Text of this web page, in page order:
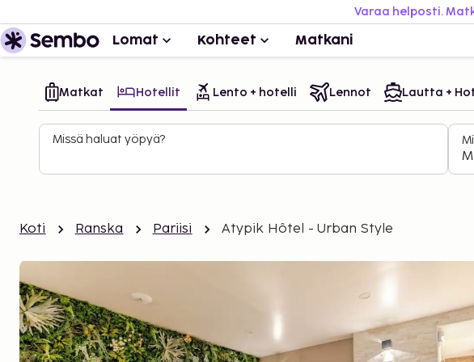
Varaa helposti.
Lomat Kohteet Matkani
Matkat Hotellit Lento + hotelli Lennot Lautta +
Missä haluat yöpyä?
Koti Ranska Pariisi Atypik Hôtel - Urban Style